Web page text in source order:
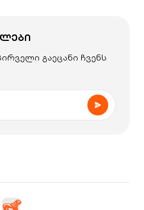
გაეცანი ჩვენს